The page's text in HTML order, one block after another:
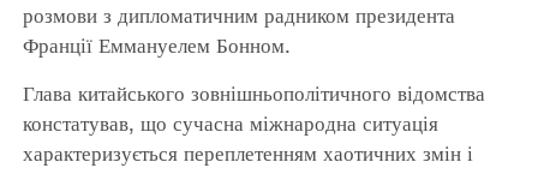
розмови з дипломатичним радником президента
Франції Еммануелем Бонном.
Глава китайського зовнішньополітичного відомства
констатував, що сучасна міжнародна ситуація
характеризується переплетенням хаотичних змін і